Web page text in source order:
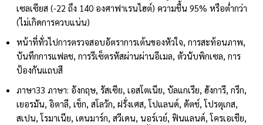
เซลเซียส (-22 ถึง 140 องศาฟาเรนไฮต์) ความชื้น 95% หรือต่ำกว่า
(ไม่เกิดการควบแน่น)
หน้าที่ทั่วไปการตรวจสอบอัตราการเต้นของหัวใจ, การสะท้อนภาพ,
บันทึกการแฟลช, การรีเซ็ตรหัสผ่านผ่านอีเมล, ตัวนับพิกเซล, การ
ป้องกันแถบสี
ภาษา33 ภาษา: อังกฤษ, รัสเซีย, เอสโตเนีย, บัลแกเรีย, ฮังการี, กรีก,
เยอรมัน, อิตาลี, เช็ก, สโลวัก, ฝรั่งเศส, โปแลนด์, ดัตช์, โปรตุเกส,
สเปน, โรมาเนีย, เดนมาร์ก, สวีเดน, นอร์เวย์, ฟินแลนด์, โครเอเชีย,